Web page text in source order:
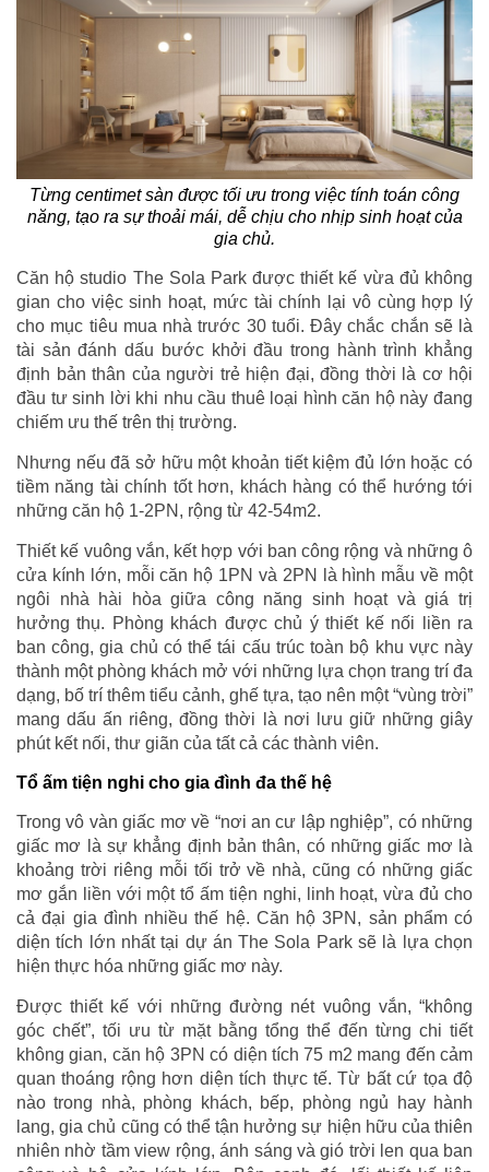
Từng centimet sàn được tối ưu trong việc tính toán công
năng, tạo ra sự thoải mái, dễ chịu cho nhịp sinh hoạt của
gia chủ.
Căn hộ studio The Sola Park được thiết kế vừa đủ không
gian cho việc sinh hoạt, mức tài chính lại vô cùng hợp lý
cho mục tiêu mua nhà trước 30 tuổi. Đây chắc chắn sẽ là
tài sản đánh dấu bước khởi đầu trong hành trình khẳng
định bản thân của người trẻ hiện đại, đồng thời là cơ hội
đầu tư sinh lời khi nhu cầu thuê loại hình căn hộ này đang
chiếm ưu thế trên thị trường.
Nhưng nếu đã sở hữu một khoản tiết kiệm đủ lớn hoặc có
tiềm năng tài chính tốt hơn, khách hàng có thể hướng tới
những căn hộ 1-2PN, rộng từ 42-54m2.
Thiết kế vuông vắn, kết hợp với ban công rộng và những ô
cửa kính lớn, mỗi căn hộ 1PN và 2PN là hình mẫu về một
ngôi nhà hài hòa giữa công năng sinh hoạt và giá trị
hưởng thụ. Phòng khách được chủ ý thiết kế nối liền ra
ban công, gia chủ có thể tái cấu trúc toàn bộ khu vực này
thành một phòng khách mở với những lựa chọn trang trí đa
dạng, bố trí thêm tiểu cảnh, ghế tựa, tạo nên một “vùng trời”
mang dấu ấn riêng, đồng thời là nơi lưu giữ những giây
phút kết nối, thư giãn của tất cả các thành viên.
Tổ ấm tiện nghi cho gia đình đa thế hệ
Trong vô vàn giấc mơ về “nơi an cư lập nghiệp”, có những
giấc mơ là sự khẳng định bản thân, có những giấc mơ là
khoảng trời riêng mỗi tối trở về nhà, cũng có những giấc
mơ gắn liền với một tổ ấm tiện nghi, linh hoạt, vừa đủ cho
cả đại gia đình nhiều thế hệ. Căn hộ 3PN, sản phẩm có
diện tích lớn nhất tại dự án The Sola Park sẽ là lựa chọn
hiện thực hóa những giấc mơ này.
Được thiết kế với những đường nét vuông vắn, “không
góc chết”, tối ưu từ mặt bằng tổng thể đến từng chi tiết
không gian, căn hộ 3PN có diện tích 75 m2 mang đến cảm
quan thoáng rộng hơn diện tích thực tế. Từ bất cứ tọa độ
nào trong nhà, phòng khách, bếp, phòng ngủ hay hành
lang, gia chủ cũng có thể tận hưởng sự hiện hữu của thiên
nhiên nhờ tầm view rộng, ánh sáng và gió trời len qua ban